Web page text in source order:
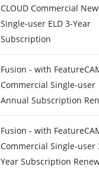
CLOUD Commercial New
Single-user ELD 3-Year
Subscription
Fusion - with
Commercial Single-user
Annual Subscription
Fusion - with
Commercial Single-user
Year Subscription